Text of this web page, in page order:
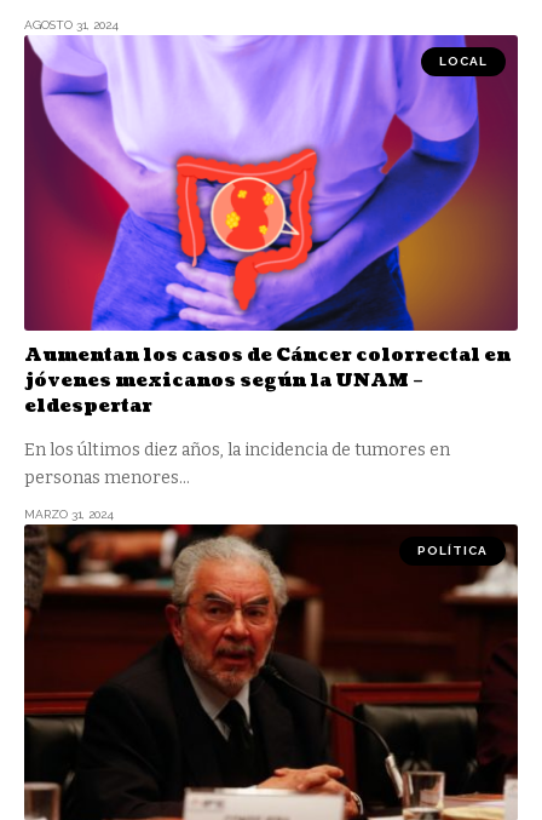
AGOSTO 31, 2024
LOCAL
Aumentan los casos de Cáncer colorrectal en
jóvenes mexicanos según la UNAM –
eldespertar
En los últimos diez años, la incidencia de tumores en
personas menores…
MARZO 31, 2024
POLÍTICA